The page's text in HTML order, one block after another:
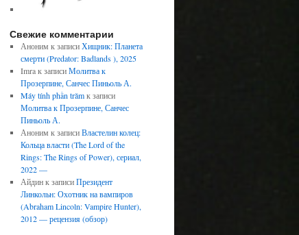
Свежие комментарии
Аноним к записиХищник: Планета
смерти (Predator: Badlands ), 2025
Imraк записиМолитва к
Прозерпине, Санчес Пиньоль А.
Máy tính phần trămк записи
Молитва к Прозерпине, Санчес
Пиньоль А.
Аноним к записиВластелин колец:
Кольца власти (The Lord of the
Rings: The Rings of Power), сериал,
2022 —
Айдинк записиПрезидент
Линкольн: Охотник на вампиров
(Abraham Lincoln: Vampire Hunter),
2012 — рецензия (обзор)